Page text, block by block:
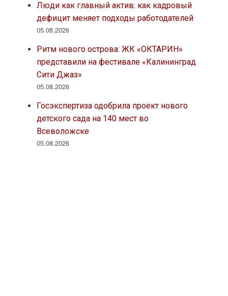
Люди как главный актив: как кадровый
дефицит меняет подходы работодателей
05.08.2026
Ритм нового острова: ЖК «ОКТАРИН»
представили на фестивале «Калининград
Сити Джаз»
05.08.2026
Госэкспертиза одобрила проект нового
детского сада на 140 мест во
Всеволожске
05.08.2026